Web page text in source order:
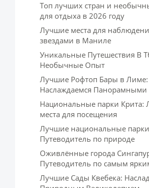
Топ лучших стран и
для отдыха в 2026 году
Лучшие места для
звездами в Маниле
Уникальные Путешествия В
Необычные Опыт
Лучшие Рофтоп Бары в Лиме:
Наслаждаемся
Национальные парки Крита:
места для посещения
Лучшие национальные
Путеводитель по природе
Оживлённые города
Путеводитель по самым
Лучшие Сады Квебека: